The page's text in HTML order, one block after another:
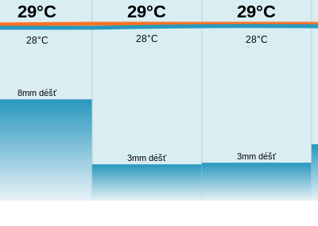
29°C
28°C
8mm déšť
29°C
28°C
3mm déšť
29°C
28°C
3mm déšť